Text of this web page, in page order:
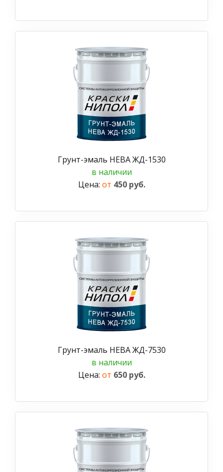
Грунт-эмаль НЕВА ЖД-1530
в наличии
Цена: от 450 руб.
Грунт-эмаль НЕВА ЖД-7530
в наличии
Цена: от 650 руб.